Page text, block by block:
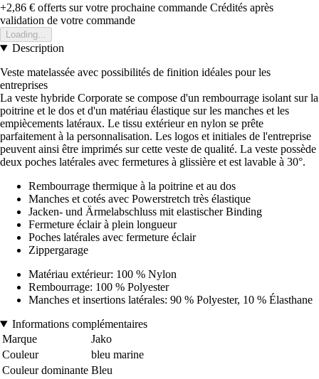
+2,86 € offerts sur votre prochaine commande Crédités après
validation de votre commande
Loading...
Description
Veste matelassée avec possibilités de finition idéales pour les
entreprises
La veste hybride Corporate se compose d'un rembourrage isolant sur la
poitrine et le dos et d'un matériau élastique sur les manches et les
empiècements latéraux. Le tissu extérieur en nylon se prête
parfaitement à la personnalisation. Les logos et initiales de l'entreprise
peuvent ainsi être imprimés sur cette veste de qualité. La veste possède
deux poches latérales avec fermetures à glissière et est lavable à 30°.
Rembourrage thermique à la poitrine et au dos
Manches et cotés avec Powerstretch très élastique
Jacken- und Ärmelabschluss mit elastischer Binding
Fermeture éclair à plein longueur
Poches latérales avec fermeture éclair
Zippergarage
Matériau extérieur: 100 % Nylon
Rembourrage: 100 % Polyester
Manches et insertions latérales: 90 % Polyester, 10 % Élasthane
Informations complémentaires
Marque
Jako
Couleur
bleu marine
Couleur dominante Bleu